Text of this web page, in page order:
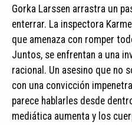
Gorka Larssen arrastra un
enterrar. La inspectora
que amenaza con romper
Juntos, se enfrentan a una
racional. Un asesino que no
con una convicción
parece hablarles desde
mediática aumenta y los